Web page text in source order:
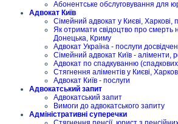
Абонентське обслуговування для
Адвокат Київ
Сімейний адвокат у Києві, Харкові,
Як отримати свідоцтво про смерть
Донецька, Криму
Адвокат Україна - послуги
Сімейний адвокат Київ - аліменти,
Адвокат по спадкуванню (спадкових
Стягнення аліментів у Києві,
Адвокат Київ - послуги
Адвокатський запит
Адвокатський запит
Вимоги до адвокатського запиту
Адміністративні суперечки